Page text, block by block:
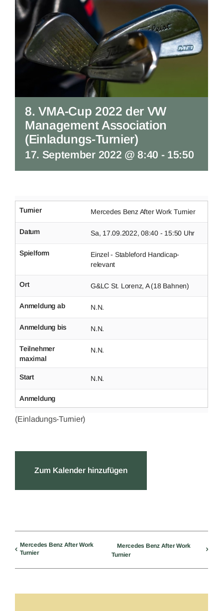
8. VMA-Cup 2022 der VW
Management Association
(Einladungs-Turnier)
17. September 2022 @ 8:40 - 15:50
Turnier Mercedes Benz After Work Turnier
Datum Sa, 17.09.2022, 08:40 - 15:50 Uhr
Spielform
Einzel - Stableford Handicap-
relevant
Ort G&LC St. Lorenz, A (18 Bahnen)
Anmeldung ab N.N.
Anmeldung bis N.N.
Teilnehmer
maximal
N.N.
Start N.N.
Anmeldung
(Einladungs-Turnier)
Zum Kalender hinzufügen
Mercedes Benz After Work
Turnier
Mercedes Benz After Work
Turnier